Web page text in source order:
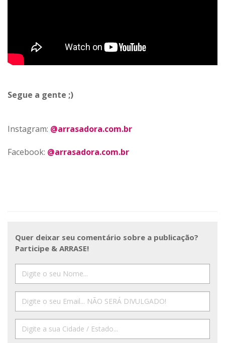
Segue a gente ;)
Instagram: @arrasadora.com.br
Facebook: @arrasadora.com.br
Quer deixar seu comentário sobre a publicação?
Participe & ARRASE!